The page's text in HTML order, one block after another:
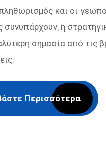
και οι
συνυπάρχουν, η
σημασία από τις
Περισσότερα